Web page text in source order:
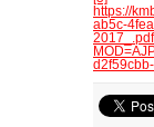
https://
ab5c-